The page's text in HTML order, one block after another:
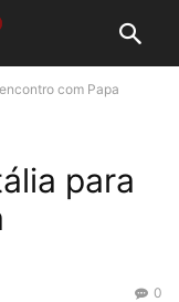
com Papa
para
0